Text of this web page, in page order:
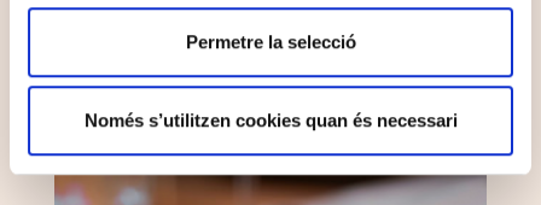
Permetre la selecció
Només s’utilitzen cookies quan és necessari